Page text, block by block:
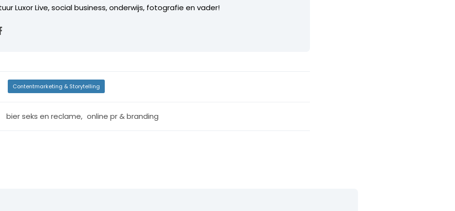
Luxor Live, social business, onderwijs, fotografie en vader!
Contentmarketing & Storytelling
bier seks en reclame, online pr & branding